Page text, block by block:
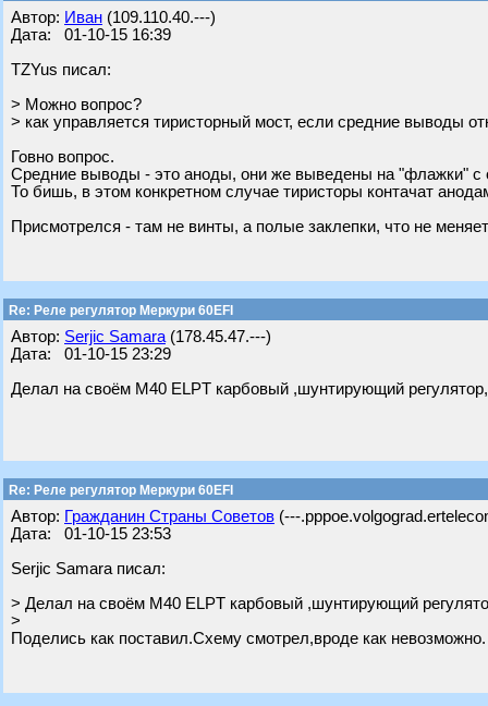
Автор: Иван (109.110.40.---)
Дата: 01-10-15 16:39
TZYus писал:
> Можно вопрос?
> как управляется тиристорный мост, если средние выводы
Говно вопрос.
Средние выводы - это аноды, они же выведены на "флажки" с
То бишь, в этом конкретном случае тиристоры контачат
Присмотрелся - там не винты, а полые заклепки, что не
Re: Реле регулятор Меркури 60EFI
Автор: Serjic Samara (178.45.47.---)
Дата: 01-10-15 23:29
Делал на своём М40 ELPT карбовый ,шунтирующий
Re: Реле регулятор Меркури 60EFI
Автор: Гражданин Страны Советов (---
Дата: 01-10-15 23:53
Serjic Samara писал:
> Делал на своём М40 ELPT карбовый ,шунтирующий
>
Поделись как поставил.Схему смотрел,вроде как невозможно.